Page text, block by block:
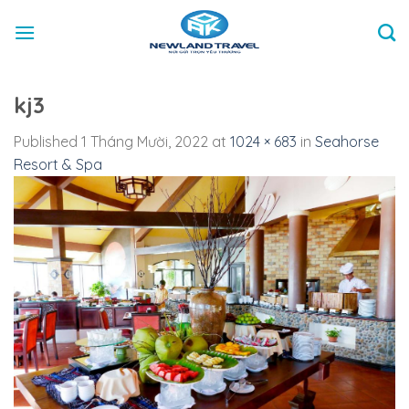
kj3
Published 1 Tháng Mười, 2022 at 1024 × 683 in Seahorse
Resort & Spa